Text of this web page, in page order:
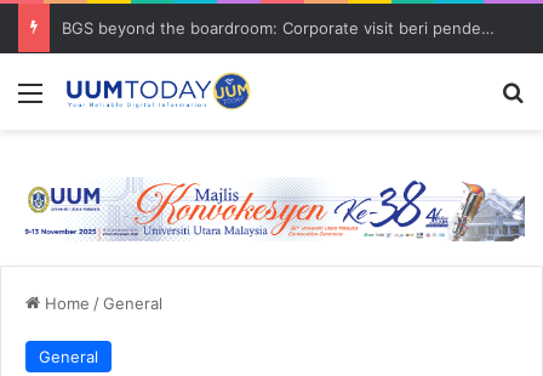
BGS beyond the boardroom: Corporate visit beri pendedahan dunia korporat kepada PELAJAR UUM
Menu
Home /General
General